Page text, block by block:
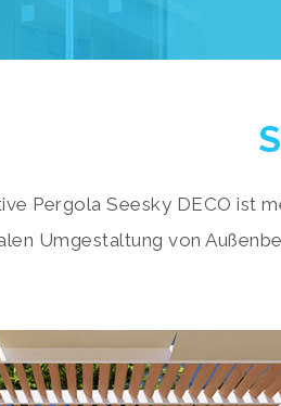
Pergola Seesky DECO ist
Umgestaltung von